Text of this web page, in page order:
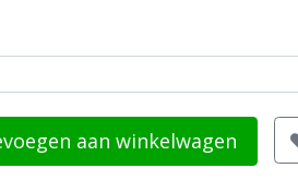
aan winkelwagen